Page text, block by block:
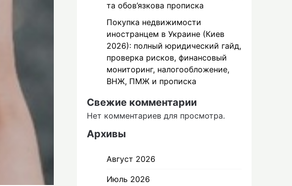
та обов’язкова прописка
Покупка недвижимости
иностранцем в Украине (Киев
2026): полный юридический гайд,
проверка рисков, финансовый
мониторинг, налогообложение,
ВНЖ, ПМЖ и прописка
Свежие комментарии
Нет комментариев для просмотра.
Архивы
Август 2026
Июль 2026